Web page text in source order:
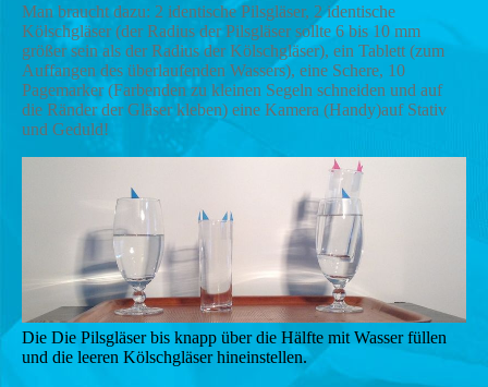
Man braucht dazu: 2 identische Pilsgläser, 2 identische
Kölschgläser (der Radius der Pilsgläser sollte 6 bis 10 mm
größer sein als der Radius der Kölschgläser), ein Tablett (zum
Auffangen des überlaufenden Wassers), eine Schere, 10
Pagemarker (Farbenden zu kleinen Segeln schneiden und auf
die Ränder der Gläser kleben) eine Kamera (Handy)auf Stativ
und Geduld!
Die Die Pilsgläser bis knapp über die Hälfte mit Wasser füllen
und die leeren Kölschgläser hineinstellen.